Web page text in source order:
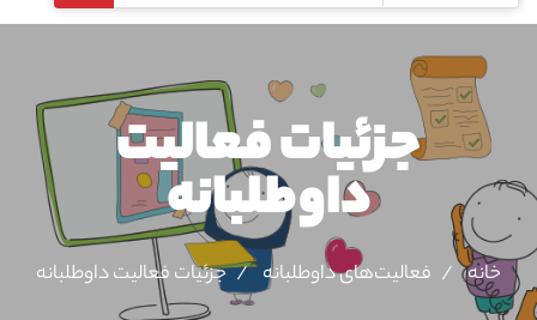
جزئیات فعالیت‌
داوطلبانه
خانه فعالیت‌های داوطلبانه جزئیات فعالیت‌ داوطلبانه